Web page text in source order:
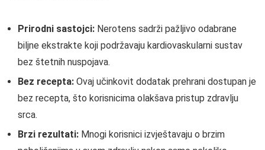
Prirodni sastojci: Nerotens sadrži pažljivo odabrane
biljne ekstrakte koji podržavaju kardiovaskularni sustav
bez štetnih nuspojava.
Bez recepta: Ovaj učinkovit dodatak prehrani dostupan je
bez recepta, što korisnicima olakšava pristup zdravlju
srca.
Brzi rezultati: Mnogi korisnici izvještavaju o brzim